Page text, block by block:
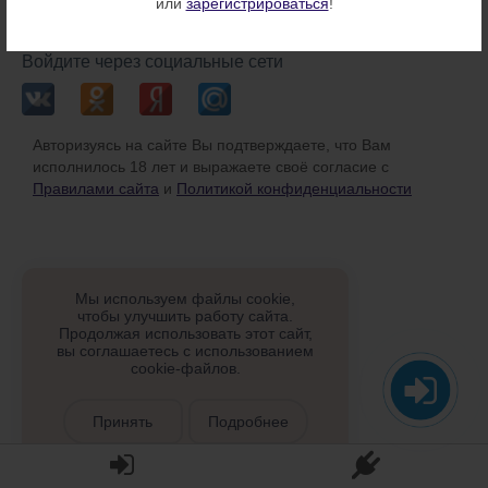
Войдите через социальные сети
Авторизуясь на сайте Вы подтверждаете, что Вам
исполнилось 18 лет и выражаете своё согласие с
Правилами сайта и Политикой конфиденциальности
Мы используем файлы cookie,
чтобы улучшить работу сайта.
Продолжая использовать этот сайт,
вы соглашаетесь с использованием
cookie-файлов.
Принять Подробнее